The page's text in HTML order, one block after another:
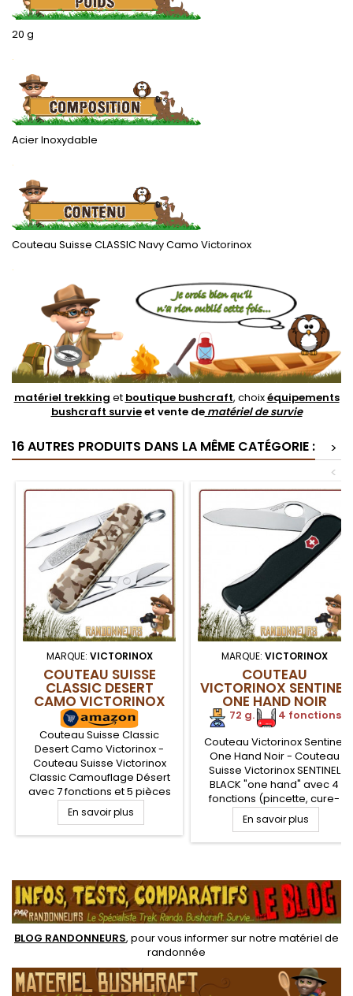
20 g
.
Acier Inoxydable
.
Couteau Suisse CLASSIC Navy Camo Victorinox
.
matériel trekking et boutique bushcraft, choixéquipements
bushcraft survieet vente dematériel de survie
16 AUTRES PRODUITS DANS LA MÊME CATÉGORIE :
>
<
MARQUE: VICTORINOX
COUTEAU SUISSE
CLASSIC DESERT
CAMO VICTORINOX
Couteau Suisse Classic
Desert Camo Victorinox -
Couteau Suisse Victorinox
Classic Camouflage Désert
avec 7 fonctions et 5 pièces
(lame, lime à ongles,
tournevis, ciseaux, pincettes,
cure-dents, anneau).
3.5 cm. Manche plastique
couleurs Desert Camo.
En savoir plus
MARQUE: VICTORINOX
COUTEAU
VICTORINOX SENTINEL
ONE HAND NOIR
72 g.
4 fonctions
Couteau Victorinox Sentinel
One Hand Noir - Couteau
Suisse Victorinox SENTINEL
BLACK "one hand" avec 4
fonctions (pincette, cure-
dents, anneau). Couteau
Militaire lame ouverture d'une
seule main de 8 cm, cran
En savoir plus
BLOG RANDONNEURS, pour vous informer sur notre matériel de
randonnée